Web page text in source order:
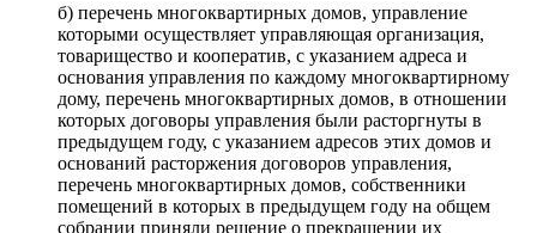
б) перечень многоквартирных домов, управление
которыми осуществляет управляющая организация,
товарищество и кооператив, с указанием адреса и
основания управления по каждому многоквартирному
дому, перечень многоквартирных домов, в отношении
которых договоры управления были расторгнуты в
предыдущем году, с указанием адресов этих домов и
оснований расторжения договоров управления,
перечень многоквартирных домов, собственники
помещений в которых в предыдущем году на общем
собрании приняли решение о прекращении их